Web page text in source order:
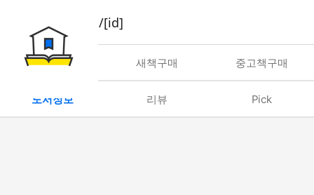
book/rent/[id]
대여 새책구매 중고책구매
도서정보 리뷰 Pick